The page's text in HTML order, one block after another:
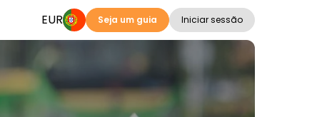
EUR Seja um guia Iniciar sessão